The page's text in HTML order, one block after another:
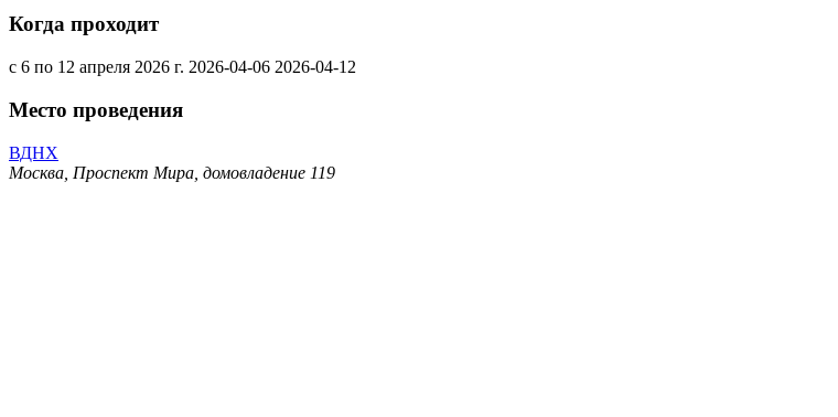
Когда проходит
с 6 по 12 апреля 2026 г. 2026-04-06 2026-04-12
Место проведения
ВДНХ
Москва, Проспект Мира, домовладение 119